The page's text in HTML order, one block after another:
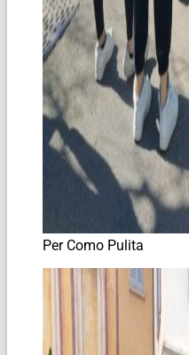
Per Como Pulita